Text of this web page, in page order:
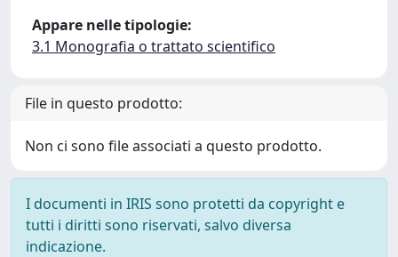
Appare nelle tipologie:
3.1 Monografia o trattato scientifico
File in questo prodotto:
Non ci sono file associati a questo prodotto.
I documenti in IRIS sono protetti da copyright e
tutti i diritti sono riservati, salvo diversa
indicazione.